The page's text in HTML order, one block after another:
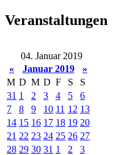
Veranstaltungen
04. Januar 2019
«
Januar 2019
»
M D M D F S
S
31 1 2 3 4 5
6
7
8 9 10 11 12 13
14 15 16 17 18 19 20
21 22 23 24 25 26 27
28 29 30 31 1 2
3